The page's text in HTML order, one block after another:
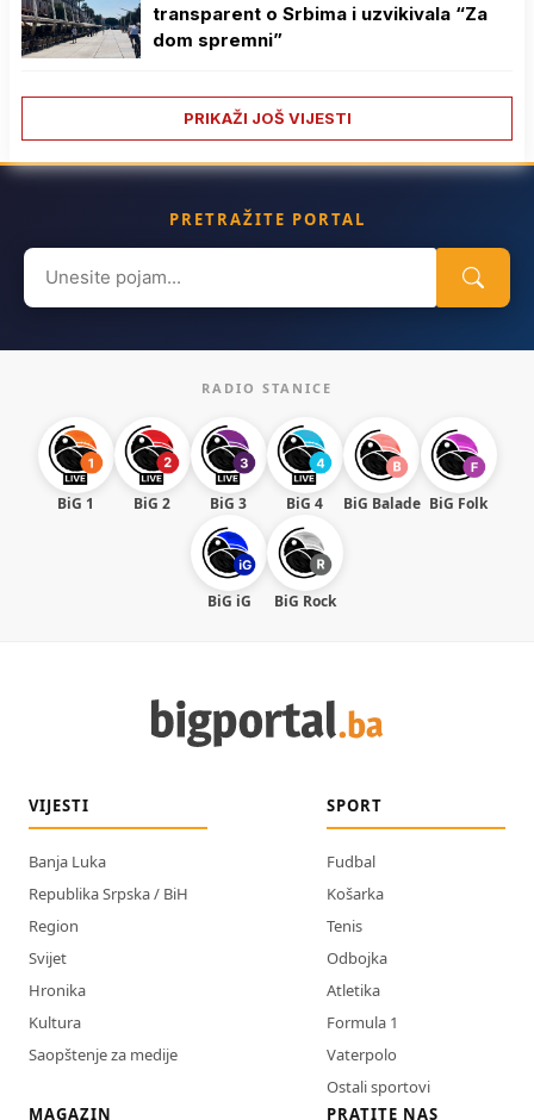
transparent o Srbima i uzvikivala “Za
dom spremni”
PRIKAŽI JOŠ VIJESTI
PRETRAŽITE PORTAL
Search
for:
RADIO STANICE
BiG 1 BiG 2 BiG 3 BiG 4 BiG Balade BiG Folk
BiG iG BiG Rock
VIJESTI
Banja Luka
Republika Srpska / BiH
Region
Svijet
Hronika
Kultura
Saopštenje za medije
SPORT
Fudbal
Košarka
Tenis
Odbojka
Atletika
Formula 1
Vaterpolo
Ostali sportovi
MAGAZIN
PRATITE NAS